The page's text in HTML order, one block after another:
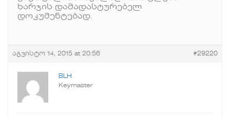
ხარჯის დამადასტურებელ
დოკუმენტებად.
აგვისტო 14, 2015 at 20:56 #29220
BLH
Keymaster